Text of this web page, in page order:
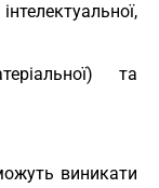
та
виникати